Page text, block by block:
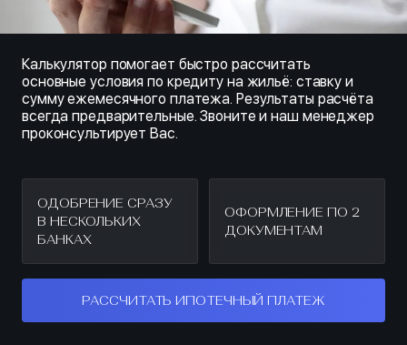
Калькулятор помогает быстро рассчитать
основные условия по кредиту на жильё: ставку и
сумму ежемесячного платежа. Результаты расчёта
всегда предварительные. Звоните и наш менеджер
проконсультирует Вас.
ОДОБРЕНИЕ СРАЗУ
В НЕСКОЛЬКИХ
БАНКАХ
ОФОРМЛЕНИЕ ПО 2
ДОКУМЕНТАМ
РАССЧИТАТЬ ИПОТЕЧНЫЙ ПЛАТЕЖ